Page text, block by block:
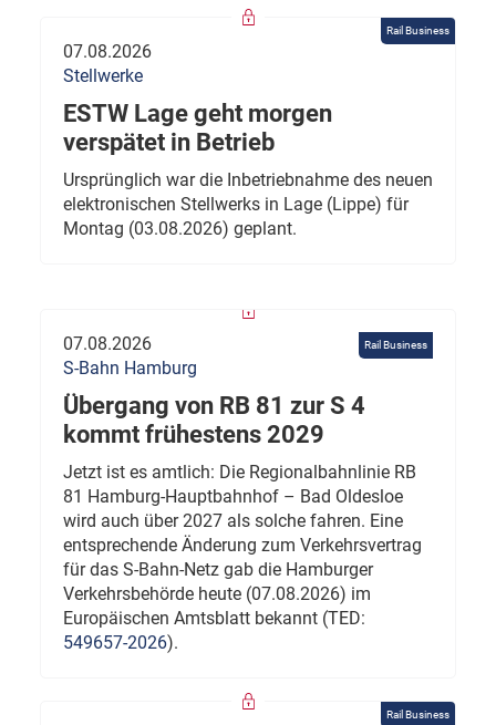
Rail Business
07.08.2026
Stellwerke
ESTW Lage geht morgen
verspätet in Betrieb
Ursprünglich war die Inbetriebnahme des neuen
elektronischen Stellwerks in Lage (Lippe) für
Montag (03.08.2026) geplant.
Rail Business
07.08.2026
S-Bahn Hamburg
Übergang von RB 81 zur S 4
kommt frühestens 2029
Jetzt ist es amtlich: Die Regionalbahnlinie RB
81 Hamburg-Hauptbahnhof – Bad Oldesloe
wird auch über 2027 als solche fahren. Eine
entsprechende Änderung zum Verkehrsvertrag
für das S-Bahn-Netz gab die Hamburger
Verkehrsbehörde heute (07.08.2026) im
Europäischen Amtsblatt bekannt (TED:
549657-2026).
Rail Business